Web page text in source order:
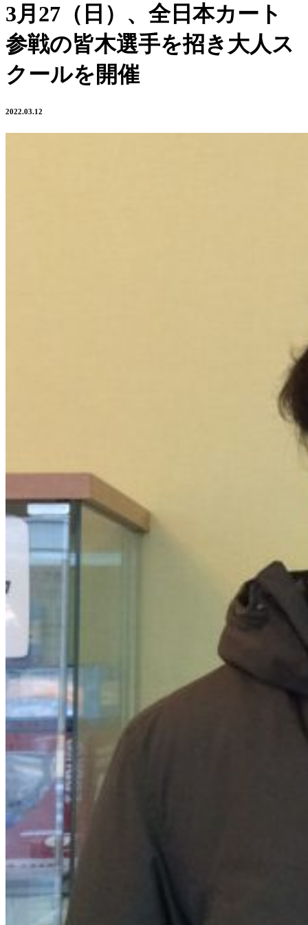
3月27（日）、全日本カート
参戦の皆木選手を招き大人ス
クールを開催
2022.03.12